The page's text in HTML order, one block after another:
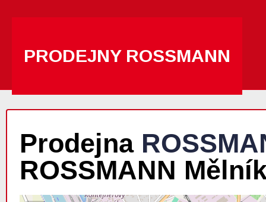
PRODEJNY ROSSMANN
Prodejna
ROSSMANN